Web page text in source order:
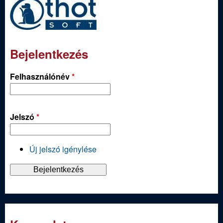
Bejelentkezés
Felhasználónév*
Jelszó *
Új jelszó igénylése